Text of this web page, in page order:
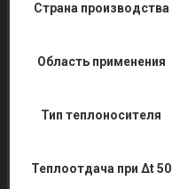
Страна производства
Область применения
Тип теплоносителя
Теплоотдача при Δt 50